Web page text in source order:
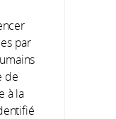
par
de
à la